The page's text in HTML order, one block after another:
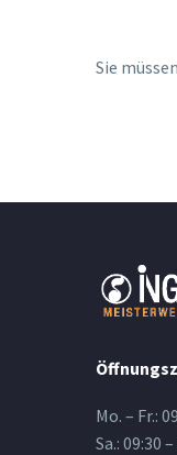
Sie
Mo. – Fr.:
Sa.: 09:30